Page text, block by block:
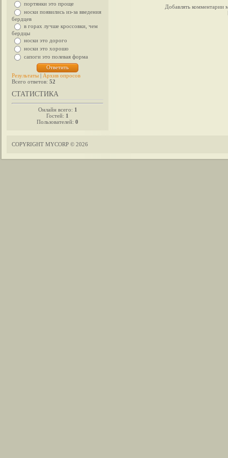
портянки это проще
носки появились из-за введения
бердцев
в горах лучше кроссовки, чем
бердцы
носки это дорого
носки это хорошо
сапоги это полевая форма
Результаты | Архив опросов
Всего ответов: 52
СТАТИСТИКА
Онлайн всего: 1
Гостей: 1
Пользователей: 0
Добавлять комментарии
COPYRIGHT MYCORP © 2026